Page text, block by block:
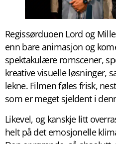
Regissørduoen Lord og
enn bare animasjon og
spektakulære romscener,
kreative visuelle løsninger,
lekne. Filmen føles frisk,
som er meget sjeldent i
Likevel, og kanskje litt
helt på det emosjonelle